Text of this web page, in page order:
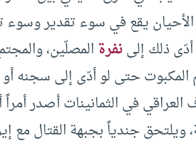
الأحيان يقع في سوء تقدير
ذلك إلىنفرةالمصلّين،
حتى لو أدّى إلى سجنه أو
العراقي في الثمانينات أصدر
ويلتحق جندياً بجبهة القتال مع